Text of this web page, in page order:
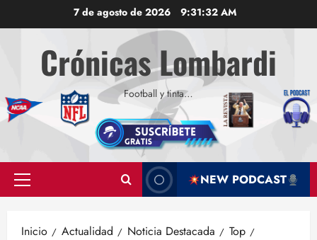
al
contenido
7 de agosto de 2026 9:31:33 AM
Crónicas Lombardi
Football y tinta…
Menú
NEW PODCAST
Inicio Actualidad Noticia Destacada
Top